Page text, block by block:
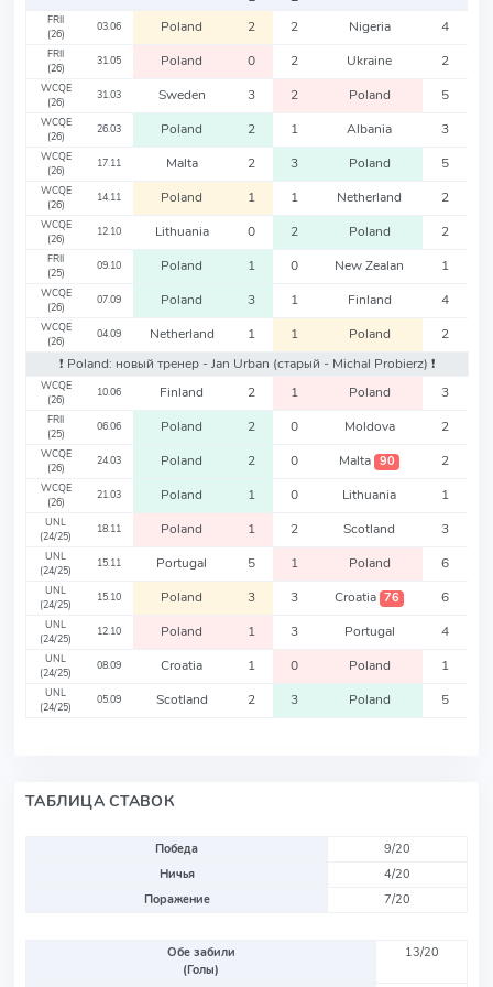
FRII
(26)
03.06 Poland 2 2 Nigeria 4
FRII
(26)
31.05 Poland 0 2 Ukraine 2
WCQE
(26)
31.03 Sweden 3 2 Poland 5
WCQE
(26)
26.03 Poland 2 1 Albania 3
WCQE
(26)
17.11 Malta 2 3 Poland 5
WCQE
(26)
14.11 Poland 1 1 Netherland 2
WCQE
(26)
12.10 Lithuania 0 2 Poland 2
FRII
(25)
09.10 Poland 1 0 New Zealan 1
WCQE
(26)
07.09 Poland 3 1 Finland 4
WCQE
(26)
04.09 Netherland 1 1 Poland
2
❗️ Poland: новый тренер - Jan Urban (старый - Michal Probierz) ❗️
WCQE
(26)
10.06 Finland 2 1 Poland 3
FRII
(25)
06.06 Poland 2 0 Moldova 2
WCQE
(26)
24.03 Poland 2 0 Malta 90 2
WCQE
(26)
21.03 Poland 1 0 Lithuania 1
UNL
(24/25)
18.11 Poland 1 2 Scotland 3
UNL
(24/25)
15.11 Portugal 5 1 Poland 6
UNL
(24/25)
15.10 Poland 3 3 Croatia 76 6
UNL
(24/25)
12.10 Poland 1 3 Portugal 4
UNL
(24/25)
08.09 Croatia 1 0 Poland 1
UNL
(24/25)
05.09 Scotland 2 3 Poland 5
ТАБЛИЦА СТАВОК
Победа
9/20
Ничья
4/20
Поражение
7/20
Обе забили
(Голы)
13/20